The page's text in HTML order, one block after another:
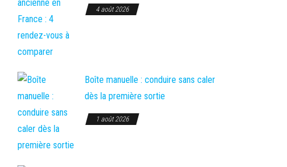
4 août 2026
Boîte manuelle : conduire sans caler
dès la première sortie
1 août 2026